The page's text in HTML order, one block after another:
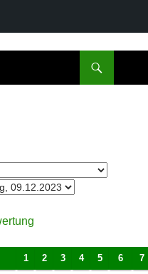
1 2 3 4 5 6 7